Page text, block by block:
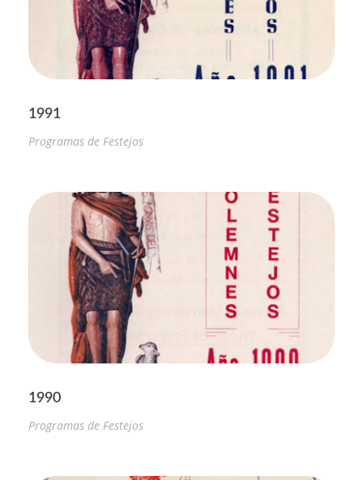
1991
Programas de Festejos
1990
Programas de Festejos